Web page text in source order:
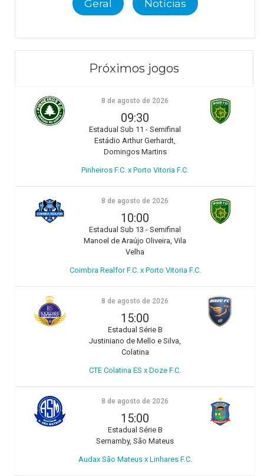
Geral Notícias
Próximos jogos
8 de agosto de 2026
09:30
Estadual Sub 11 - Semifinal
Estádio Arthur Gerhardt,
Domingos Martins
Pinheiros F.C. x Porto Vitoria F.C.
8 de agosto de 2026
10:00
Estadual Sub 13 - Semifinal
Manoel de Araújo Oliveira, Vila
Velha
Coimbra Realfor F.C. x Porto Vitoria F.C.
8 de agosto de 2026
15:00
Estadual Série B
Justiniano de Mello e Silva,
Colatina
CTE Colatina ES x Doze F.C.
8 de agosto de 2026
15:00
Estadual Série B
Sernamby, São Mateus
Audax São Mateus x Linhares F.C.